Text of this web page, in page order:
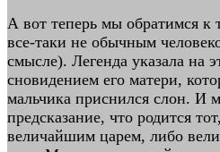
А вот теперь мы обратимся к
все-таки не обычным
смысле). Легенда указала на
сновидением его матери,
мальчика приснился слон. И
предсказание, что родится
величайшим царем, либо